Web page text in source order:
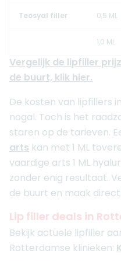
Teosyal filler 0,5 ML
1,0 ML
Vergelijk de lipfiller
de buurt, klik hier.
De kosten van lipfillers
nogal. Toch is het
staren op de tarieven.
arts kan met 1 ML
vaardige arts 1 ML
zonder enig resultaat.
de buurt en maak
Lip filler deals in
Bekijk actuele lipfiller
Rotterdamse klinieken: